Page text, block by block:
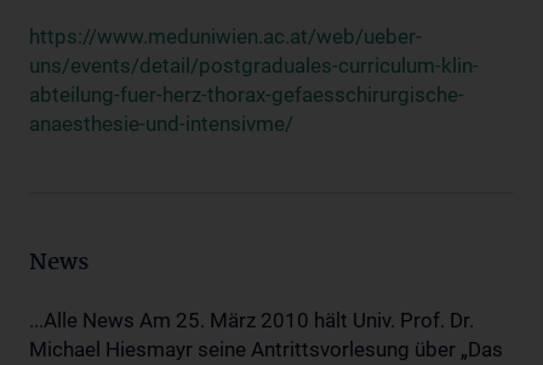
https://www.meduniwien.ac.at/web/ueber-
uns/events/detail/postgraduales-curriculum-klin-
abteilung-fuer-herz-thorax-gefaesschirurgische-
anaesthesie-und-intensivme/
News
...Alle News Am 25. März 2010 hält Univ. Prof. Dr.
Michael Hiesmayr seine Antrittsvorlesung über „Das